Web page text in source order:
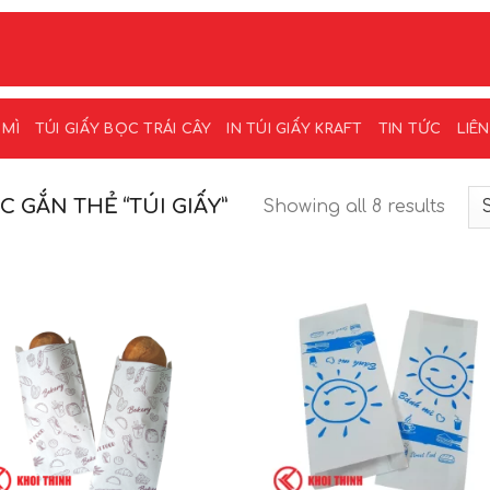
TÚI GIẤY BỌC TRÁI CÂY IN TÚI GIẤY KRAFT TIN TỨC
GẮN THẺ “TÚI GIẤY” Showing all 8 results